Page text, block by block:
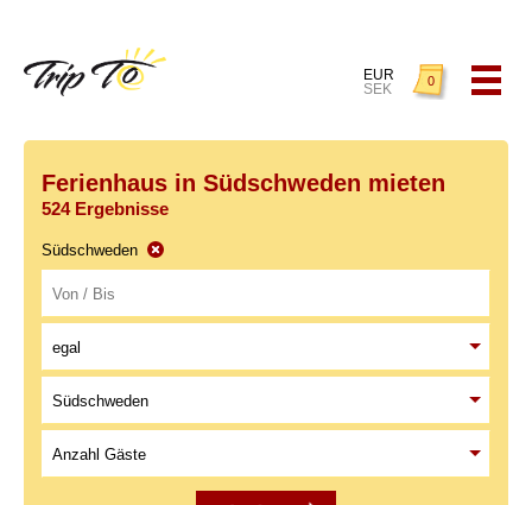
EUR
SEK
0
Ferienhaus in Südschweden mieten
524 Ergebnisse
Südschweden